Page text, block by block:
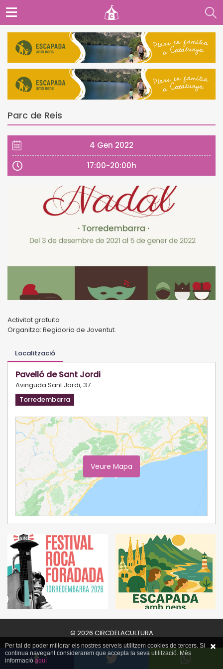
Parc de Reis
4 Gen 2022
17:00-20:00h
Activitat gratuïta
Organitza: Regidoria de Joventut.
Localització
Pavelló de Sant Jordi
Avinguda Sant Jordi, 37
Torredembarra
Veure Mapa
© 2026 CIRCDELACULTURA
Per tal de poder millorar els nostres serveis utilitzem cookies de tercers. Si
continua navegant considerarem que accepta la seva utilització. Més
informacióaquí